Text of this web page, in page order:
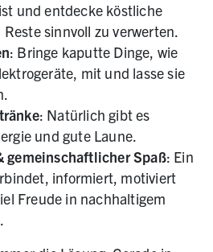
und entdecke köstliche
Reste sinnvoll zu verwerten.
: Bringe kaputte Dinge, wie
mit und lasse sie
: Natürlich gibt es
und gute Laune.
gemeinschaftlicher Spaß: Ein
informiert, motiviert
Freude in nachhaltigem